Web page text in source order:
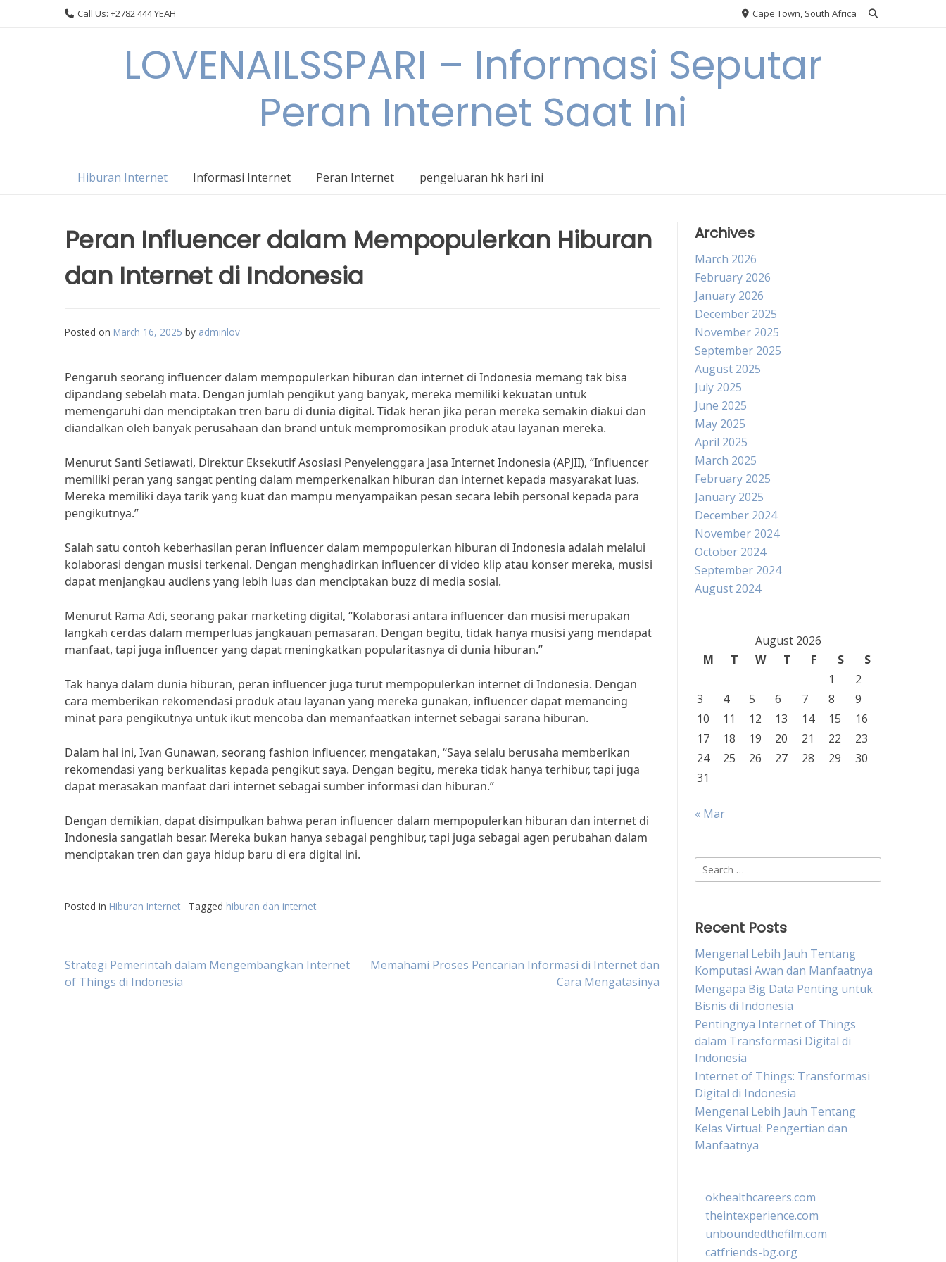
Call Us: +2782 444 YEAH Cape Town, South Africa
LOVENAILSSPARI – Informasi Seputar
Peran Internet Saat Ini
Hiburan Internet Informasi Internet Peran Internet pengeluaran hk hari ini
Peran Influencer dalam Mempopulerkan Hiburan
dan Internet di Indonesia
Posted on March 16, 2025 by adminlov
Pengaruh seorang influencer dalam mempopulerkan hiburan dan internet di Indonesia memang tak bisa
dipandang sebelah mata. Dengan jumlah pengikut yang banyak, mereka memiliki kekuatan untuk
memengaruhi dan menciptakan tren baru di dunia digital. Tidak heran jika peran mereka semakin diakui dan
diandalkan oleh banyak perusahaan dan brand untuk mempromosikan produk atau layanan mereka.
Menurut Santi Setiawati, Direktur Eksekutif Asosiasi Penyelenggara Jasa Internet Indonesia (APJII), “Influencer
memiliki peran yang sangat penting dalam memperkenalkan hiburan dan internet kepada masyarakat luas.
Mereka memiliki daya tarik yang kuat dan mampu menyampaikan pesan secara lebih personal kepada para
pengikutnya.”
Salah satu contoh keberhasilan peran influencer dalam mempopulerkan hiburan di Indonesia adalah melalui
kolaborasi dengan musisi terkenal. Dengan menghadirkan influencer di video klip atau konser mereka, musisi
dapat menjangkau audiens yang lebih luas dan menciptakan buzz di media sosial.
Menurut Rama Adi, seorang pakar marketing digital, “Kolaborasi antara influencer dan musisi merupakan
langkah cerdas dalam memperluas jangkauan pemasaran. Dengan begitu, tidak hanya musisi yang mendapat
manfaat, tapi juga influencer yang dapat meningkatkan popularitasnya di dunia hiburan.”
Tak hanya dalam dunia hiburan, peran influencer juga turut mempopulerkan internet di Indonesia. Dengan
cara memberikan rekomendasi produk atau layanan yang mereka gunakan, influencer dapat memancing
minat para pengikutnya untuk ikut mencoba dan memanfaatkan internet sebagai sarana hiburan.
Dalam hal ini, Ivan Gunawan, seorang fashion influencer, mengatakan, “Saya selalu berusaha memberikan
rekomendasi yang berkualitas kepada pengikut saya. Dengan begitu, mereka tidak hanya terhibur, tapi juga
dapat merasakan manfaat dari internet sebagai sumber informasi dan hiburan.”
Dengan demikian, dapat disimpulkan bahwa peran influencer dalam mempopulerkan hiburan dan internet di
Indonesia sangatlah besar. Mereka bukan hanya sebagai penghibur, tapi juga sebagai agen perubahan dalam
menciptakan tren dan gaya hidup baru di era digital ini.
Posted in Hiburan Internet Tagged hiburan dan internet
Post
Strategi Pemerintah dalam Mengembangkan Internet
of Things di Indonesia
Memahami Proses Pencarian Informasi di Internet dan
Cara Mengatasinya
Archives
March 2026
February 2026
January 2026
December 2025
November 2025
September 2025
August 2025
July 2025
June 2025
May 2025
April 2025
March 2025
February 2025
January 2025
December 2024
November 2024
October 2024
September 2024
August 2024
August 2026
M
T W T F S
S
1
2
3
4 5 6 7 8
9
10
11 12 13 14 15
16
17
18 19 20 21 22
23
24
25 26 27 28 29
30
31
« Mar
Search
for:
Recent Posts
Mengenal Lebih Jauh Tentang
Komputasi Awan dan Manfaatnya
Mengapa Big Data Penting untuk
Bisnis di Indonesia
Pentingnya Internet of Things
dalam Transformasi Digital di
Indonesia
Internet of Things: Transformasi
Digital di Indonesia
Mengenal Lebih Jauh Tentang
Kelas Virtual: Pengertian dan
Manfaatnya
okhealthcareers.com
theintexperience.com
unboundedthefilm.com
catfriends-bg.org